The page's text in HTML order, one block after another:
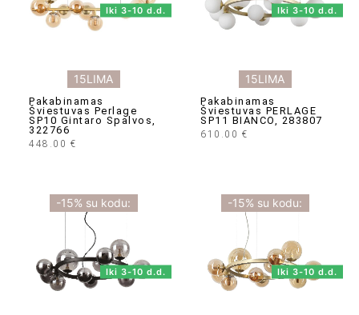
15LIMA
Iki 3-10 d.d.
Pakabinamas
Šviestuvas Perlage
SP10 Gintaro Spalvos,
322766
448.00 €
15LIMA
Iki 3-10 d.d.
Pakabinamas
Šviestuvas PERLAGE
SP11 BIANCO, 283807
610.00 €
-15% su kodu:
Iki 3-10 d.d.
-15% su kodu:
Iki 3-10 d.d.